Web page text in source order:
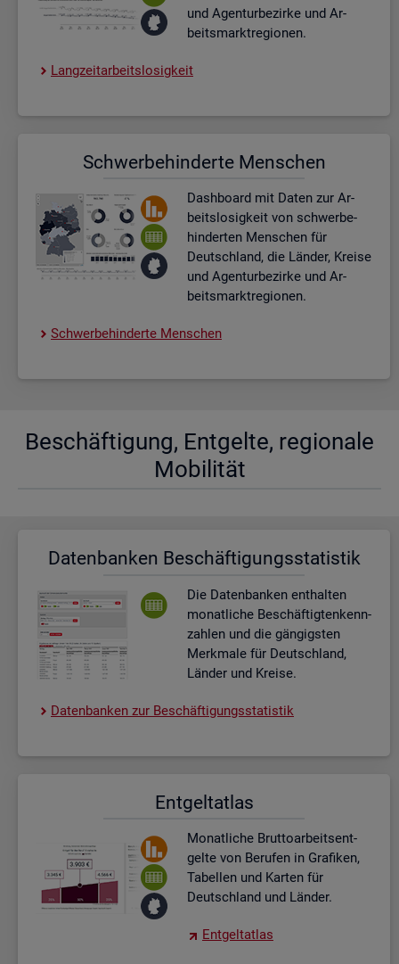
und Agen­tur­be­zir­ke und Ar­
beits­markt­re­gio­nen.
Lang­zeit­ar­beits­lo­sig­keit
Schwer­be­hin­der­te Men­schen
Dash­board mit Daten zur Ar­
beits­lo­sig­keit von schwer­be­
hin­der­ten Men­schen für
Deutsch­land, die Län­der, Krei­se
und Agen­tur­be­zir­ke und Ar­
beits­markt­re­gio­nen.
Schwer­be­hin­der­te Men­schen
Be­schäf­ti­gung, Ent­gel­te, re­gio­na­le
Mo­bi­li­tät
Da­ten­ban­ken Be­schäf­ti­gungs­sta­tis­tik
Die Da­ten­ban­ken ent­hal­ten
mo­nat­li­che Be­schäf­tig­ten­kenn­
zah­len und die gän­gigs­ten
Merk­ma­le für Deutsch­land,
Län­der und Krei­se.
Da­ten­ban­ken zur Be­schäf­ti­gungs­sta­tis­tik
Ent­gel­t­at­las
Mo­nat­li­che Brut­to­ar­beits­ent­
gel­te von Be­ru­fen in Gra­fi­ken,
Ta­bel­len und Kar­ten für
Deutsch­land und Län­der.
Ent­gel­t­at­las